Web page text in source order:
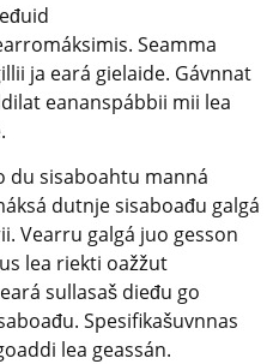
Seamma
ja eará gielaide. Gávnnat
eananspábbii mii lea
du sisaboahtu manná
dutnje sisaboađu galgá
Vearru galgá juo gesson
lea riekti oažžut
sullasaš dieđu go
Spesifikašuvnnas
lea geassán.